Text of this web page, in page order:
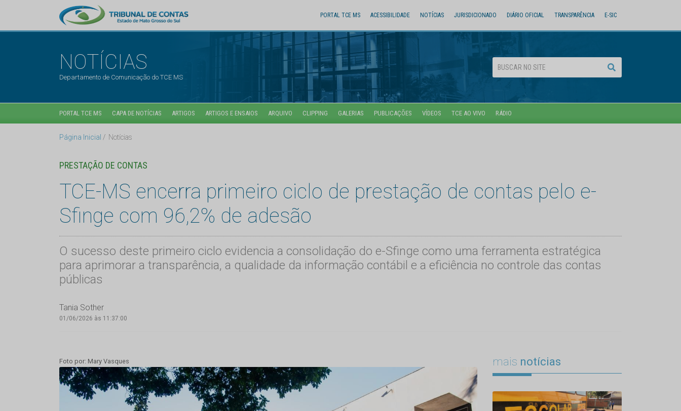
PORTAL TCE MS ACESSIBILIDADE NOTÍCIAS JURISDICIONADO DIÁRIO OFICIAL TRANSPARÊNCIA E-SIC
NOTÍCIAS
Departamento de Comunicação do TCE MS
PORTAL TCE MS CAPA DE NOTÍCIAS ARTIGOS ARTIGOS E ENSAIOS ARQUIVO CLIPPING GALERIAS PUBLICAÇÕES VÍDEOS TCE AO VIVO RÁDIO
Página Inicial Notícias
PRESTAÇÃO DE CONTAS
TCE-MS encerra primeiro ciclo de prestação de contas pelo e-
Sfinge com 96,2% de adesão
O sucesso deste primeiro ciclo evidencia a consolidação do e-Sfinge como uma ferramenta estratégica
para aprimorar a transparência, a qualidade da informação contábil e a eficiência no controle das contas
públicas
Tania Sother
01/06/2026 às 11:37:00
Foto por: Mary Vasques mais notícias